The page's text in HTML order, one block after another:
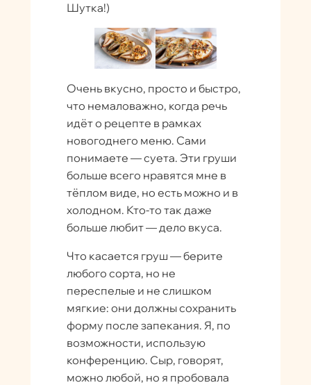
Шутка!)
Очень вкусно, просто и быстро,
что немаловажно, когда речь
идёт о рецепте в рамках
новогоднего меню. Сами
понимаете — суета. Эти груши
больше всего нравятся мне в
тёплом виде, но есть можно и в
холодном. Кто-то так даже
больше любит — дело вкуса.
Что касается груш — берите
любого сорта, но не
переспелые и не слишком
мягкие: они должны сохранить
форму после запекания. Я, по
возможности, использую
конференцию. Сыр, говорят,
можно любой, но я пробовала